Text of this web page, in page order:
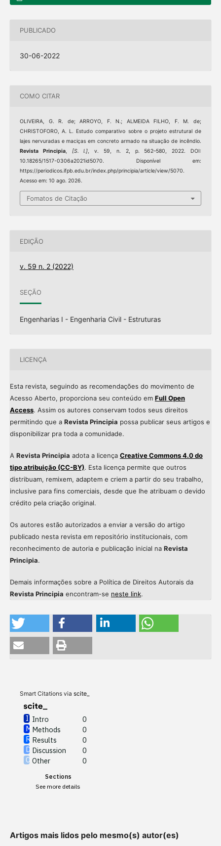
PUBLICADO
30-06-2022
COMO CITAR
OLIVEIRA, G. R. de; ARROYO, F. N.; ALMEIDA FILHO, F. M. de;
CHRISTOFORO, A. L. Estudo comparativo sobre o projeto estrutural de
lajes nervuradas e maciças em concreto armado na situação de incêndio.
Revista Principia, [S. l.], v. 59, n. 2, p. 562–580, 2022. DOI:
10.18265/1517-0306a2021id5070. Disponível em:
https://periodicos.ifpb.edu.br/index.php/principia/article/view/5070.
Acesso em: 10 ago. 2026.
Fomatos de Citação
EDIÇÃO
v. 59 n. 2 (2022)
SEÇÃO
Engenharias I - Engenharia Civil - Estruturas
LICENÇA
Esta revista, seguindo as recomendações do movimento de
Acesso Aberto, proporciona seu conteúdo em Full Open
Access. Assim os autores conservam todos seus direitos
permitindo que a Revista Principia possa publicar seus artigos e
disponibilizar pra toda a comunidade.
A Revista Principia adota a licença Creative Commons 4.0 do
tipo atribuição (CC-BY). Esta licença permite que outros
distribuam, remixem, adaptem e criem a partir do seu trabalho,
inclusive para fins comerciais, desde que lhe atribuam o devido
crédito pela criação original.
Os autores estão autorizados a enviar a versão do artigo
publicado nesta revista em repositório institucionais, com
reconhecimento de autoria e publicação inicial na Revista
Principia.
Demais informações sobre a Política de Direitos Autorais da
Revista Principia encontram-se neste link.
Smart Citations via scite_
Intro
0
Methods
0
Results
0
Discussion
0
Other
0
Sections
See more details
contrasts the cited claim, and
Artigos mais lidos pelo mesmo(s) autor(es)